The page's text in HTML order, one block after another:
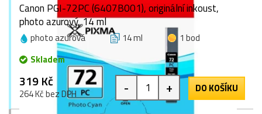
Canon PGI-72PC (6407B001), originální inkoust,
photo azurový, 14 ml
photo azurová 14 ml
1 bod
Skladem
319 Kč
264 Kč bez DPH - + DO KOŠÍKU